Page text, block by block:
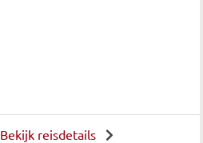
Bekijk reisdetails